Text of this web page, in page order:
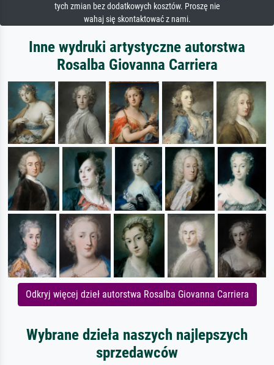
tych zmian bez dodatkowych kosztów. Proszę nie
wahaj się skontaktować z nami.
Inne wydruki artystyczne autorstwa
Rosalba Giovanna Carriera
Odkryj więcej dzieł autorstwa Rosalba Giovanna Carriera
Wybrane dzieła naszych najlepszych
sprzedawców